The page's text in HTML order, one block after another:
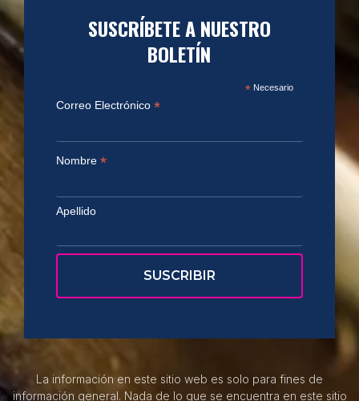
SUSCRÍBETE A NUESTRO
BOLETÍN
*Necesario
Correo Electrónico *
Nombre *
Apellido
La información en este sitio web es solo para fines de
información general. Nada de lo que se encuentra en este sitio